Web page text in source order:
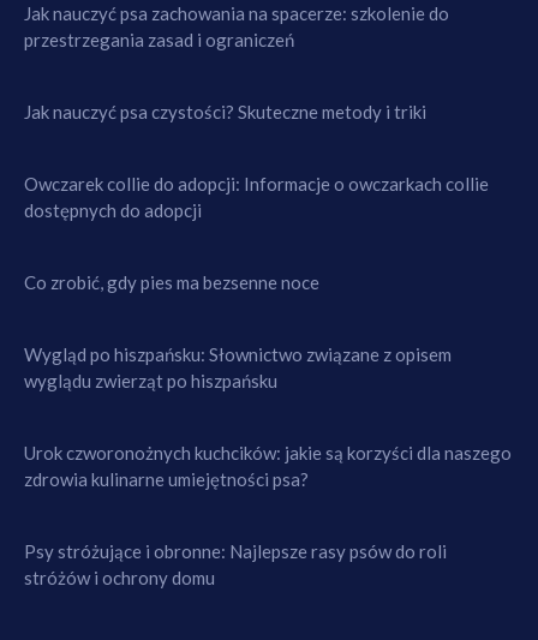
Jak nauczyć psa zachowania na spacerze: szkolenie do
przestrzegania zasad i ograniczeń
Jak nauczyć psa czystości? Skuteczne metody i triki
Owczarek collie do adopcji: Informacje o owczarkach collie
dostępnych do adopcji
Co zrobić, gdy pies ma bezsenne noce
Wygląd po hiszpańsku: Słownictwo związane z opisem
wyglądu zwierząt po hiszpańsku
Urok czworonożnych kuchcików: jakie są korzyści dla naszego
zdrowia kulinarne umiejętności psa?
Psy stróżujące i obronne: Najlepsze rasy psów do roli
stróżów i ochrony domu